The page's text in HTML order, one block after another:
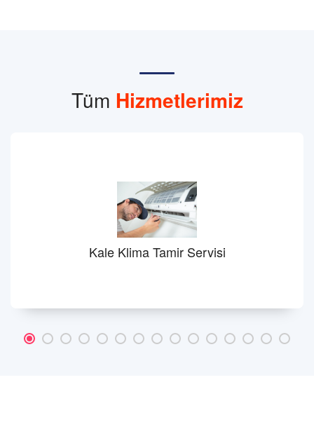
Tüm Hizmetlerimiz
Kale Klima Tamir Servisi